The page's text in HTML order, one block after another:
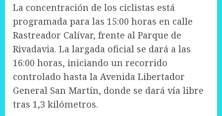
La concentración de los ciclistas está
programada para las 15:00 horas en calle
Rastreador Calívar, frente al Parque de
Rivadavia. La largada oficial se dará a las
16:00 horas, iniciando un recorrido
controlado hasta la Avenida Libertador
General San Martín, donde se dará vía libre
tras 1,3 kilómetros.